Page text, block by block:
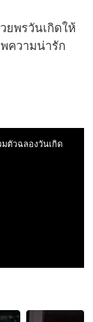
ยพรวันเกิดให้
ความน่ารัก